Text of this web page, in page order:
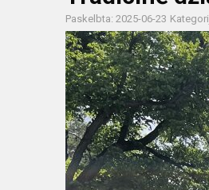
Paskelbta: 2025-06-23